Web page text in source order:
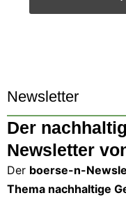
Newsletter
Der
Newsletter
Der boerse-n-
Thema nachhaltige